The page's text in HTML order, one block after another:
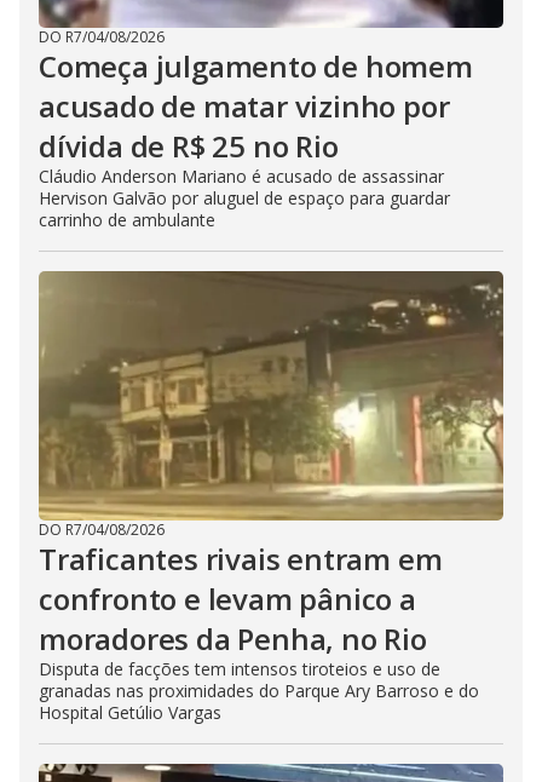
DO R7/04/08/2026
Começa julgamento de homem
acusado de matar vizinho por
dívida de R$ 25 no Rio
Cláudio Anderson Mariano é acusado de assassinar
Hervison Galvão por aluguel de espaço para guardar
carrinho de ambulante
DO R7/04/08/2026
Traficantes rivais entram em
confronto e levam pânico a
moradores da Penha, no Rio
Disputa de facções tem intensos tiroteios e uso de
granadas nas proximidades do Parque Ary Barroso e do
Hospital Getúlio Vargas